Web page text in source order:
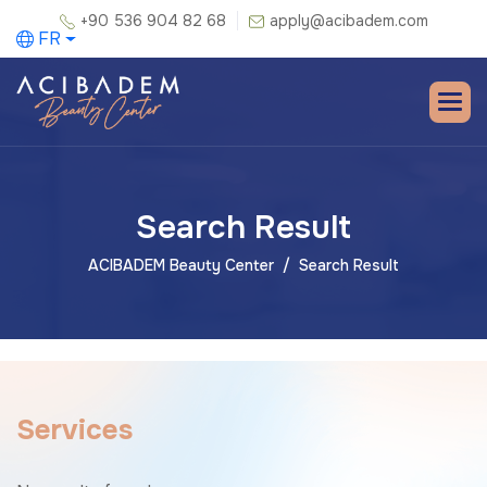
+90 536 904 82 68 apply@acibadem.com
FR
Search Result
ACIBADEM Beauty Center Search Result
Services